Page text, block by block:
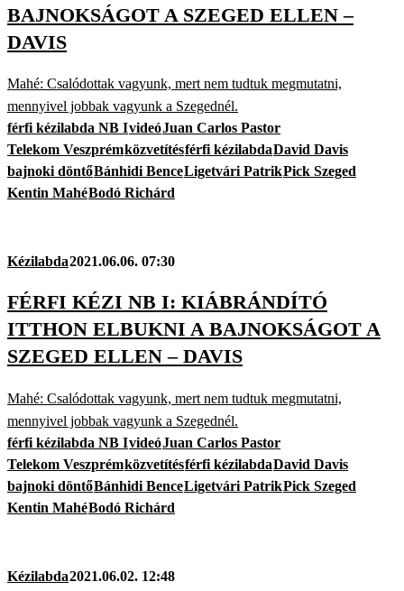
BAJNOKSÁGOT A SZEGED ELLEN –
DAVIS
Mahé: Csalódottak vagyunk, mert nem tudtuk megmutatni,
mennyivel jobbak vagyunk a Szegednél.
férfi kézilabda NB IvideóJuan Carlos Pastor
Telekom Veszprémközvetítésférfi kézilabdaDavid Davis
bajnoki döntőBánhidi BenceLigetvári PatrikPick Szeged
Kentin MahéBodó Richárd
Kézilabda2021.06.06. 07:30
FÉRFI KÉZI NB I: KIÁBRÁNDÍTÓ
ITTHON ELBUKNI A BAJNOKSÁGOT A
SZEGED ELLEN – DAVIS
Mahé: Csalódottak vagyunk, mert nem tudtuk megmutatni,
mennyivel jobbak vagyunk a Szegednél.
férfi kézilabda NB IvideóJuan Carlos Pastor
Telekom Veszprémközvetítésférfi kézilabdaDavid Davis
bajnoki döntőBánhidi BenceLigetvári PatrikPick Szeged
Kentin MahéBodó Richárd
Kézilabda2021.06.02. 12:48